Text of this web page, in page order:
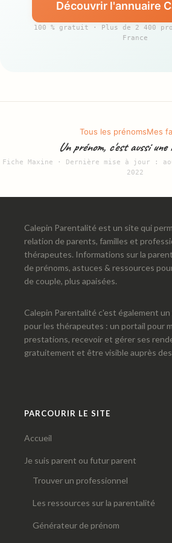
Découvrir l'annuaire
100 % gratuit · Plus de 2 400
France
Tous les prénomsMes
Un prénom, c'est aussi
Fiche Maxine · Dernière mise à jour :
2022
Calepin Parentalité est un site qui
relation de parents, familles et
thérapeutes. Informations sur la
de prénoms, astuces & ressources
de couple, plus apaisées.
Calepin Parentalité c'est également
pour les thérapeutes : un portail pour
prestations, recevoir et gérer ses
gratuitement et être visible auprès
PARCOURIR LE SITE
Accueil
Je suis parent ou futur parent
Trouver un professionnel
Les ressources sur la parentalité
Générateur de prénom